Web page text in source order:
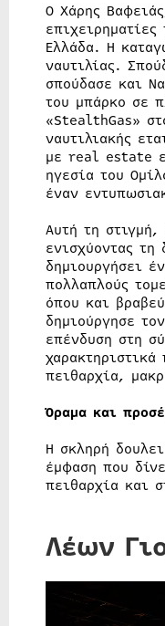
Ο Χάρης
Ελλάδα. Η
ναυτιλίας.
σπούδασε και
του μπάρκο σε
«StealthGas»
ναυτιλιακής
με real estate
ηγεσία του
έναν
Αυτή τη
ενισχύοντας
δημιουργήσει
πολλαπλούς
όπου και
δημιούργησε
επένδυση στη
πειθαρχία,
Όραμα και
Η σκληρή
έμφαση που
πειθαρχία και
Λέων